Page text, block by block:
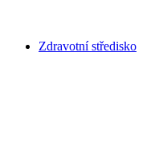
Zdravotní středisko